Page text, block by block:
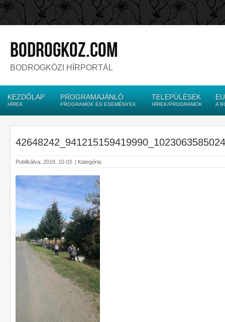
bodrogkoz.com
BODROGKÖZI HÍRPORTÁL
KEZDŐLAP
HÍREK
PROGRAMAJÁNLÓ
PROGRAMOK ÉS ESEMÉNYEK
TELEPÜLÉSEK
HÍREK/PROGRAMOK A
Publikálva: 2018. 10 03. | Kategória: